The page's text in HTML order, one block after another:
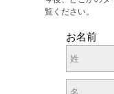
覧ください。
お名前